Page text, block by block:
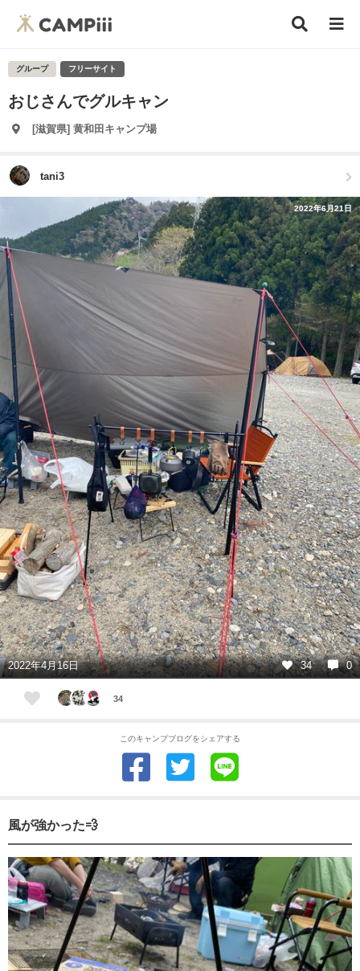
グループ フリーサイト
おじさんでグルキャン
[滋賀県] 黄和田キャンプ場
tani3
2022年6月21日
2022年4月16日 34 0
34
このキャンプブログをシェアする
風が強かった💨